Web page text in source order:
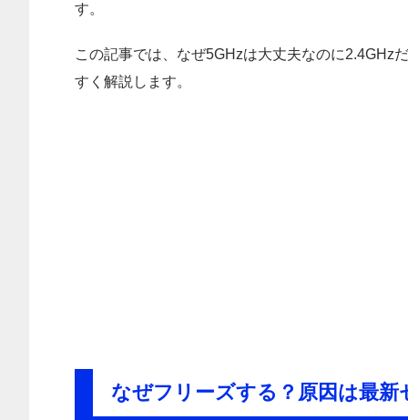
す。
この記事では、なぜ5GHzは大丈夫なのに2.4GHz
すく解説します。
なぜフリーズする？原因は最